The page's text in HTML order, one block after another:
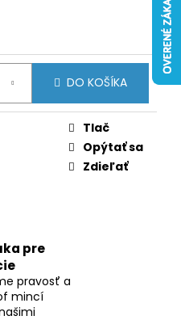
DO KOŠÍKA
Tlač
Opýtať sa
Zdieľať
pre
pravosť a
mincí